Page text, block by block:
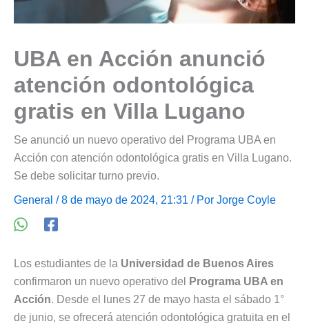
UBA en Acción anunció
atención odontológica
gratis en Villa Lugano
Se anunció un nuevo operativo del Programa UBA en
Acción con atención odontológica gratis en Villa Lugano.
Se debe solicitar turno previo.
General / 8 de mayo de 2024, 21:31 / Por Jorge Coyle
Los estudiantes de la Universidad de Buenos Aires
confirmaron un nuevo operativo del
Programa UBA en
Acción. Desde el lunes 27 de mayo hasta el sábado 1°
de junio, se ofrecerá atención odontológica gratuita en el